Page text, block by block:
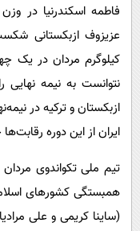
کیلوگرم مردان در یک
نتوانست به نیمه
ازبکستان و ترکیه در
ایران از این دوره
همبستگی کشورهای
(ساینا کریمی و علی